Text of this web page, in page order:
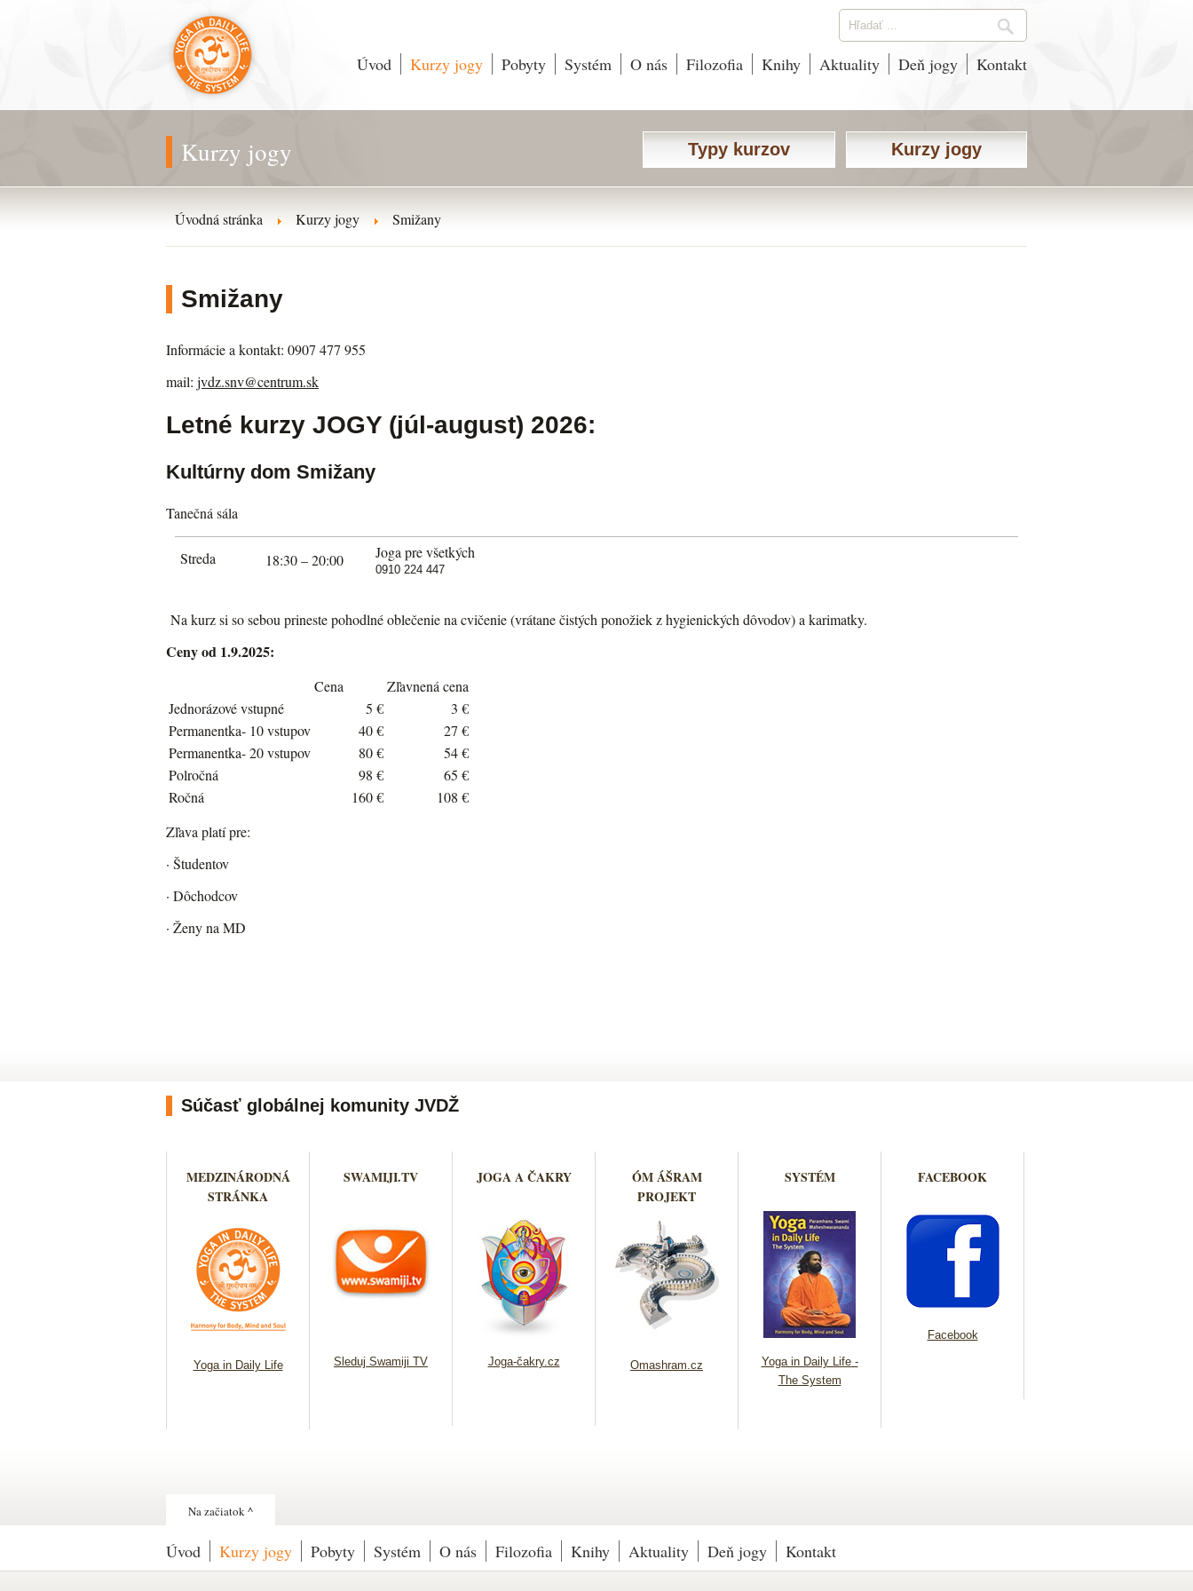
Úvod Kurzy jogy Pobyty Systém O nás Filozofia Knihy Aktuality Deň jogy Kontakt
Kurzy jogy Typy kurzov Kurzy jogy
Úvodná stránka Kurzy jogy Smižany
Smižany
Informácie a kontakt: 0907 477 955
mail: jvdz.snv@centrum.sk
Letné kurzy JOGY (júl-august) 2026:
Kultúrny dom Smižany
Tanečná sála
Streda 18:30 – 20:00 Joga pre všetkých
0910 224 447
Na kurz si so sebou prineste pohodlné oblečenie na cvičenie (vrátane čistých ponožiek z hygienických dôvodov) a karimatky.
Ceny od 1.9.2025:
Cena
Zľavnená cena
Jednorázové vstupné
5 €
3 €
Permanentka- 10 vstupov
40 €
27 €
Permanentka- 20 vstupov
80 €
54 €
Polročná
98 €
65 €
Ročná
160 €
108 €
Zľava platí pre:
· Študentov
· Dôchodcov
· Ženy na MD
Súčasť globálnej komunity JVDŽ
MEDZINÁRODNÁ
STRÁNKA
Yoga in Daily Life
SWAMIJI.TV
Sleduj Swamiji TV
JOGA A ČAKRY
Joga-čakry.cz
ÓM ÁŠRAM
PROJEKT
Omashram.cz
SYSTÉM
Yoga in Daily Life -
The System
FACEBOOK
Facebook
Na začiatok ^
Úvod Kurzy jogy Pobyty Systém O nás Filozofia Knihy Aktuality Deň jogy Kontakt